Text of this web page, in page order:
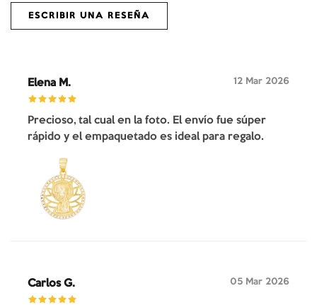
ESCRIBIR UNA RESEÑA
Elena M. 12 Mar 2026
Precioso, tal cual en la foto. El envío fue súper
rápido y el empaquetado es ideal para regalo.
Carlos G. 05 Mar 2026